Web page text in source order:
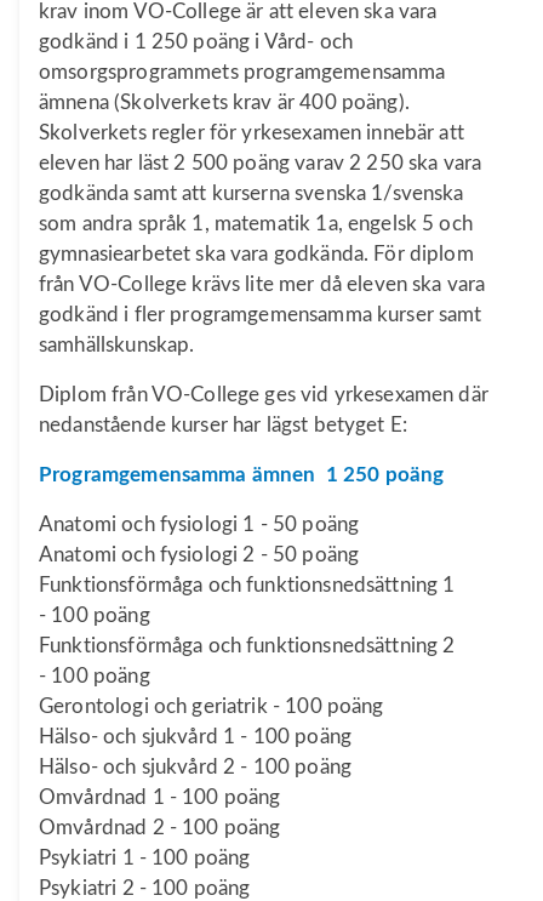
krav inom VO-College är att eleven ska vara
godkänd i 1 250 poäng i Vård- och
omsorgsprogrammets programgemensamma
ämnena (Skolverkets krav är 400 poäng).
Skolverkets regler för yrkesexamen innebär att
eleven har läst 2 500 poäng varav 2 250 ska vara
godkända samt att kurserna svenska 1/svenska
som andra språk 1, matematik 1a, engelsk 5 och
gymnasiearbetet ska vara godkända. För diplom
från VO-College krävs lite mer då eleven ska vara
godkänd i fler programgemensamma kurser samt
samhällskunskap.
Diplom från VO-College ges vid yrkesexamen där
nedanstående kurser har lägst betyget E:
Programgemensamma ämnen 1 250 poäng
Anatomi och fysiologi 1 - 50 poäng
Anatomi och fysiologi 2 - 50 poäng
Funktionsförmåga och funktionsnedsättning 1
- 100 poäng
Funktionsförmåga och funktionsnedsättning 2
- 100 poäng
Gerontologi och geriatrik - 100 poäng
Hälso- och sjukvård 1 - 100 poäng
Hälso- och sjukvård 2 - 100 poäng
Omvårdnad 1 - 100 poäng
Omvårdnad 2 - 100 poäng
Psykiatri 1 - 100 poäng
Psykiatri 2 - 100 poäng